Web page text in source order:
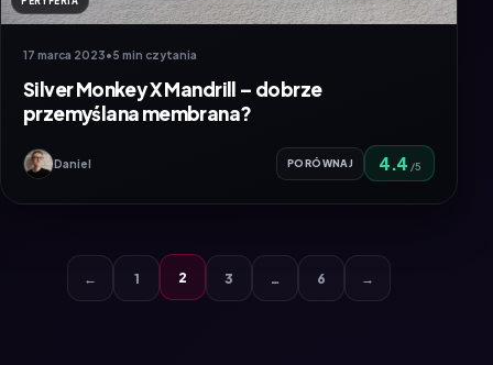
17 marca 2023•5 min czytania
Silver Monkey X Mandrill – dobrze
przemyślana membrana?
Daniel PORÓWNAJ 4.4 /5
← 1 2 3 … 6 →